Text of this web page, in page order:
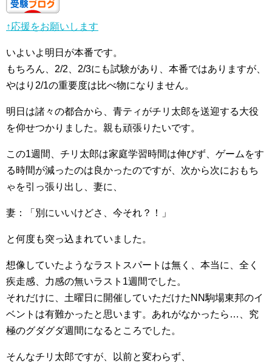
↑応援をお願いします
いよいよ明日が本番です。
もちろん、2/2、2/3にも試験があり、本番ではありますが、
やはり2/1の重要度は比べ物になりません。
明日は諸々の都合から、青ティがチリ太郎を送迎する大役
を仰せつかりました。親も頑張りたいです。
この1週間、チリ太郎は家庭学習時間は伸びず、ゲームをす
る時間が減ったのは良かったのですが、次から次におもち
ゃを引っ張り出し、妻に、
妻：「別にいいけどさ、今それ？！」
と何度も突っ込まれていました。
想像していたようなラストスパートは無く、本当に、全く
疾走感、力感の無いラスト1週間でした。
それだけに、土曜日に開催していただけたNN駒場東邦のイ
ベントは有難かったと思います。あれがなかったら…、究
極のグダグダ週間になるところでした。
そんなチリ太郎ですが、以前と変わらず、